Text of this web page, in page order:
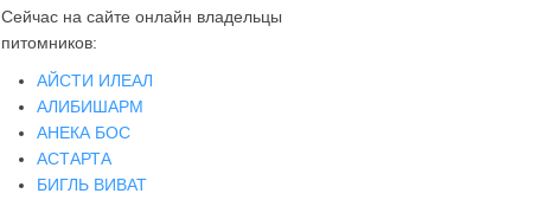
Сейчас на сайте онлайн владельцы
питомников:
АЙСТИ ИЛЕАЛ
АЛИБИШАРМ
АНЕКА БОС
АСТАРТА
БИГЛЬ ВИВАТ